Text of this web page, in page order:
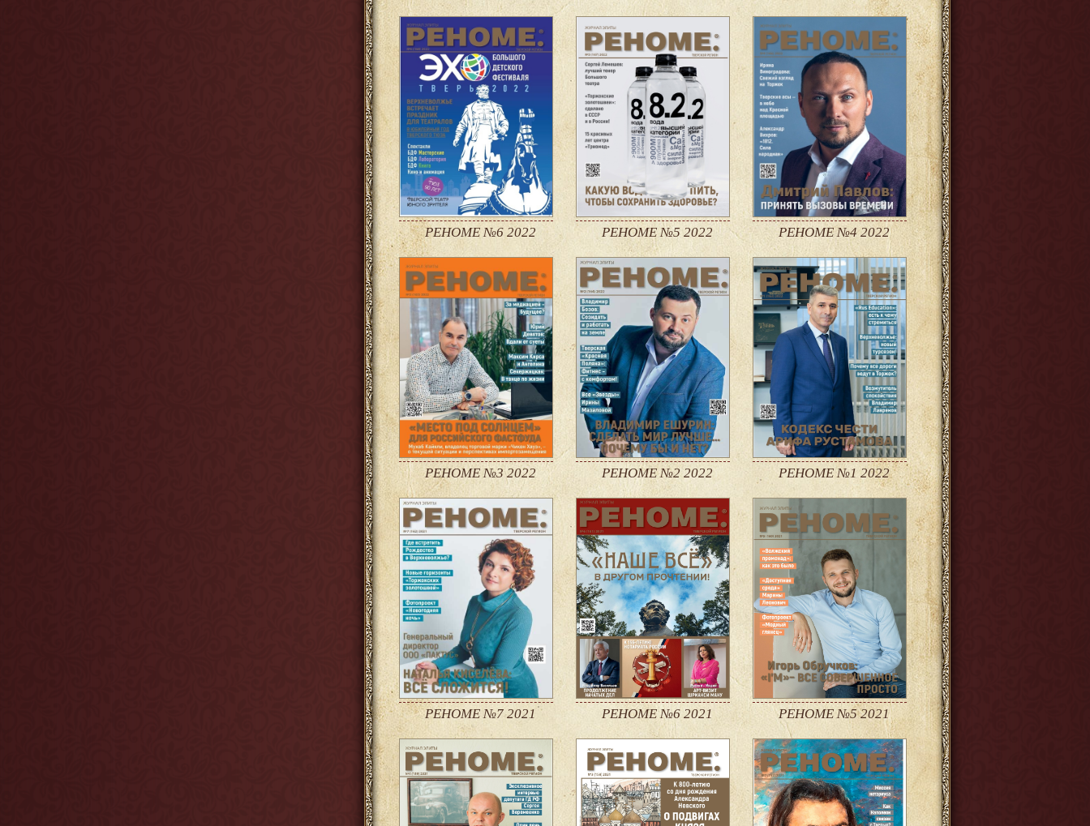
РЕНОМЕ №6 2022 РЕНОМЕ №5 2022 РЕНОМЕ №4 2022
РЕНОМЕ №3 2022 РЕНОМЕ №2 2022 РЕНОМЕ №1 2022
РЕНОМЕ №7 2021 РЕНОМЕ №6 2021 РЕНОМЕ №5 2021